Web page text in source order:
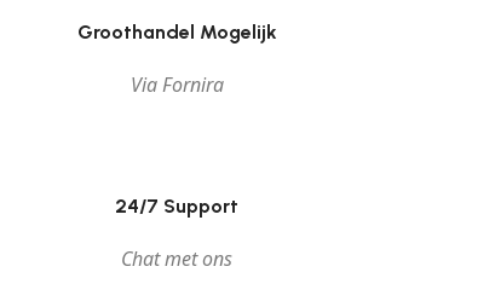
Groothandel Mogelijk
Via Fornira
24/7 Support
Chat met ons